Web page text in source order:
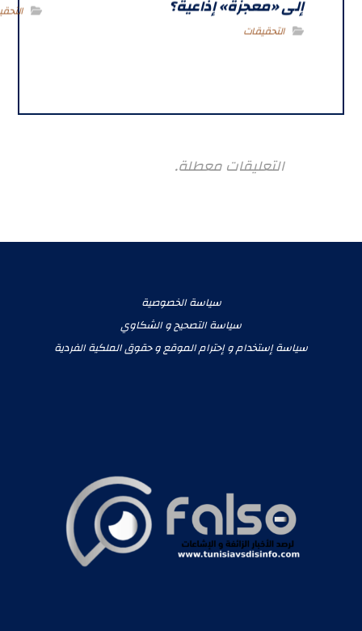
إلى «معجزة» إذاعية؟
التحقيقات
التعليقات معطلة.
سياسة الخصوصية
سياسة التصحيح و الشكاوي
سياسة إستخدام و إحترام الموقع و حقوق الملكية الفردية